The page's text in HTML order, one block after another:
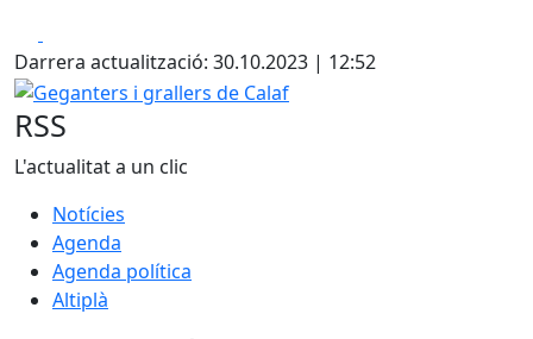
Darrera actualització: 30.10.2023 | 12:52
Geganters i grallers de Calaf
RSS
L'actualitat a un clic
Notícies
Agenda
Agenda política
Altiplà